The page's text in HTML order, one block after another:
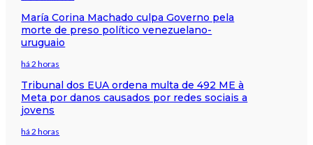
María Corina Machado culpa Governo pela
morte de preso político venezuelano-
uruguaio
há 2 horas
Tribunal dos EUA ordena multa de 492 ME à
Meta por danos causados por redes sociais a
jovens
há 2 horas